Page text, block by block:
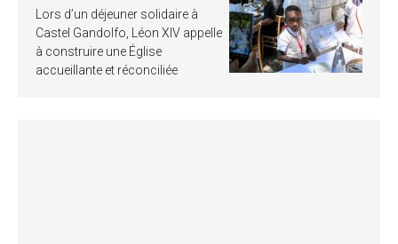
Lors d’un déjeuner solidaire à
Castel Gandolfo, Léon XIV appelle
à construire une Église
accueillante et réconciliée